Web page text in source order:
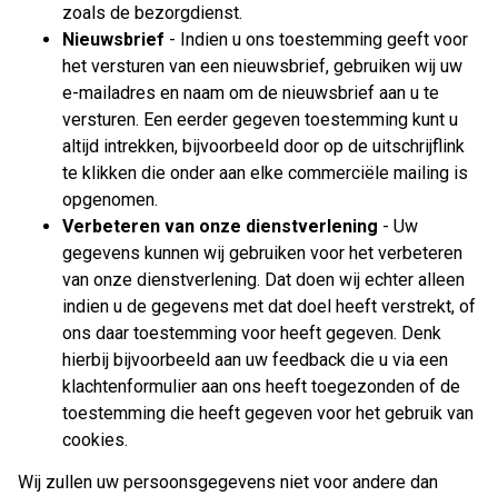
zoals de bezorgdienst.
Nieuwsbrief - Indien u ons toestemming geeft voor
het versturen van een nieuwsbrief, gebruiken wij uw
e-mailadres en naam om de nieuwsbrief aan u te
versturen. Een eerder gegeven toestemming kunt u
altijd intrekken, bijvoorbeeld door op de uitschrijflink
te klikken die onder aan elke commerciële mailing is
opgenomen.
Verbeteren van onze dienstverlening - Uw
gegevens kunnen wij gebruiken voor het verbeteren
van onze dienstverlening. Dat doen wij echter alleen
indien u de gegevens met dat doel heeft verstrekt, of
ons daar toestemming voor heeft gegeven. Denk
hierbij bijvoorbeeld aan uw feedback die u via een
klachtenformulier aan ons heeft toegezonden of de
toestemming die heeft gegeven voor het gebruik van
cookies.
Wij zullen uw persoonsgegevens niet voor andere dan